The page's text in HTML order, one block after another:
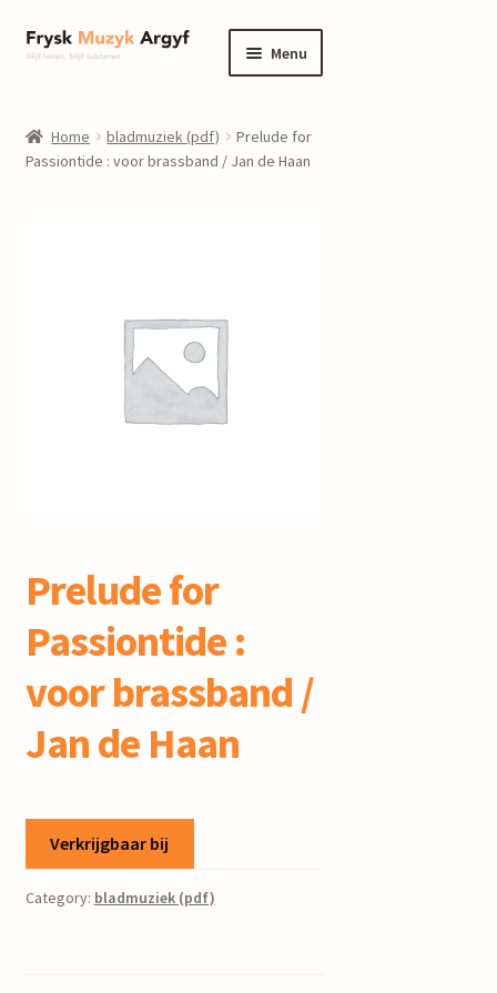
Ga
door
navigatie
Ga
naar
inhoud
Menu
informatie
Submenu
Home bladmuziek (pdf)
Prelude for
Passiontide : voor brassband / Jan de Haan
Prelude for
Passiontide :
voor brassband /
Jan de Haan
Verkrijgbaar bij
Category: bladmuziek (pdf)